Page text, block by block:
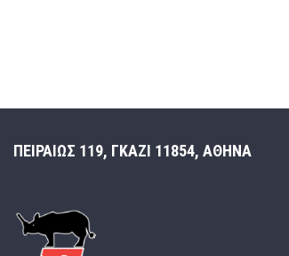
ΠΕΙΡΑΙΩΣ 119, ΓΚΑΖΙ 11854, ΑΘΗΝΑ